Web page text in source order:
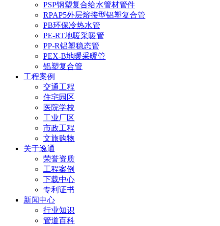
PSP钢塑复合给水管材管件
RPAP5外层熔接型铝塑复合管
PB环保冷热水管
PE-RT地暖采暖管
PP-R铝塑稳态管
PEX-B地暖采暖管
铝塑复合管
工程案例
交通工程
住宅园区
医院学校
工业厂区
市政工程
文旅购物
关于逸通
荣誉资质
工程案例
下载中心
专利证书
新闻中心
行业知识
管道百科